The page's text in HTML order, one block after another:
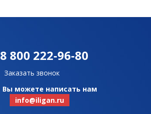
8 800 222-96-80
Заказать звонок
Вы можете написать нам
info@iligan.ru